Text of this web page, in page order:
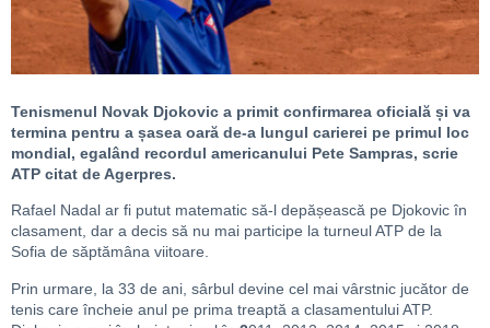
Tenismenul Novak Djokovic a primit confirmarea oficială și va
termina pentru a șasea oară de-a lungul carierei pe primul loc
mondial, egalând recordul americanului Pete Sampras, scrie
ATP citat de Agerpres.
Rafael Nadal ar fi putut matematic să-l depășească pe Djokovic în
clasament, dar a decis să nu mai participe la turneul ATP de la
Sofia de săptămâna viitoare.
Prin urmare, la 33 de ani, sârbul devine cel mai vârstnic jucător de
tenis care încheie anul pe prima treaptă a clasamentului ATP.